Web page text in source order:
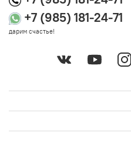
+7 (985) 181-24-71
дарим счастье!